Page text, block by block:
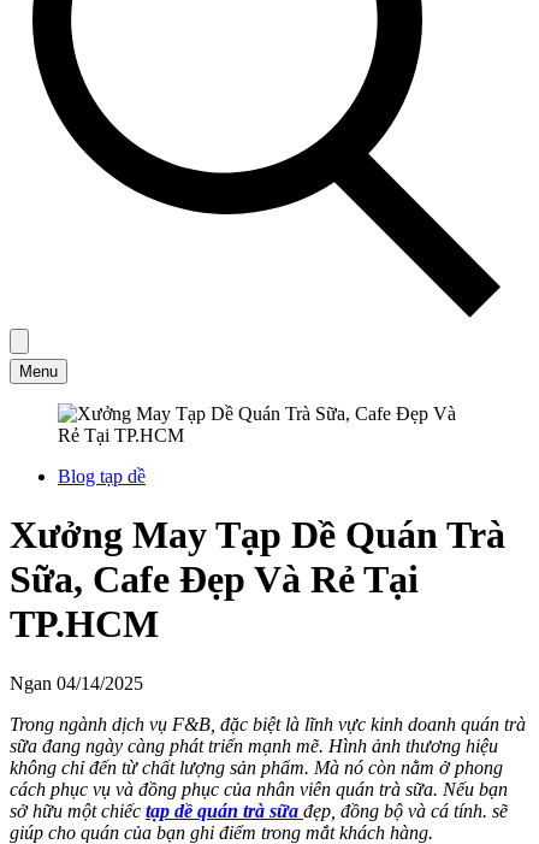
Menu
Blog tạp dề
Xưởng May Tạp Dề Quán Trà
Sữa, Cafe Đẹp Và Rẻ Tại
TP.HCM
Ngan 04/14/2025
Trong ngành dịch vụ F&B, đặc biệt là lĩnh vực kinh doanh quán trà
sữa đang ngày càng phát triển mạnh mẽ. Hình ảnh thương hiệu
không chỉ đến từ chất lượng sản phẩm. Mà nó còn nằm ở phong
cách phục vụ và đồng phục của nhân viên quán trà sữa. Nếu bạn
sở hữu một chiếc tạp dề quán trà sữa đẹp, đồng bộ và cá tính. sẽ
giúp cho quán của bạn ghi điểm trong mắt khách hàng.